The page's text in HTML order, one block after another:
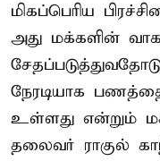
மிகப்பெரிய
அது மக்களின்
நேரடியாக
உள்ளது என்றும்
தலைவர் ராகுல்